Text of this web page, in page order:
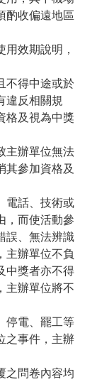
酌收偏遠地區
效期說明，
不得中途或於
違反相關規
格及視為中獎
主辦單位無法
其參加資格及
電話、技術或
，而使活動參
誤、無法辨識
主辦單位不負
中獎者亦不得
主辦單位將不
停電、罷工等
之事件，主辦
之問卷內容均